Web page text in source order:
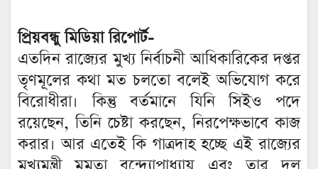
প্রিয়বন্ধু মিডিয়া রিপোর্ট-
এতদিন রাজ্যের মুখ্য নির্বাচনী আধিকারিকের দপ্তর
তৃণমূলের কথা মত চলতো বলেই অভিযোগ করে
বিরোধীরা। কিন্তু বর্তমানে যিনি সিইও পদে
রয়েছেন, তিনি চেষ্টা করছেন, নিরপেক্ষভাবে কাজ
করার। আর এতেই কি গাত্রদাহ হচ্ছে এই রাজ্যের